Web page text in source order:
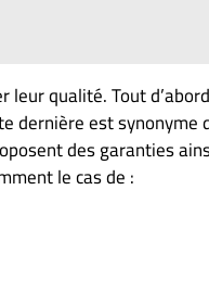
qualité. Tout
dernière est synonyme
des garanties
le cas de :